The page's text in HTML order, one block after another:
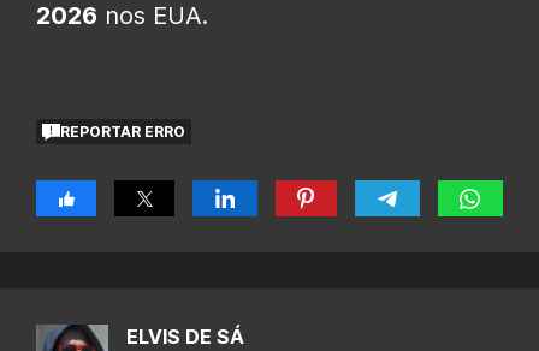
2026 nos EUA.
REPORTAR ERRO
ELVIS DE SÁ